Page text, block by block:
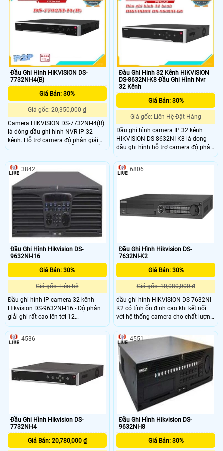
100,000 khuôn mặt. Xuất hình độc
lập VGA / HDMI 4K. Hỗ trợ 4 ổ cứng
Sata 10TB, 1 eSata 2 LAN 1Gbps,
1USB 3
hình độc lập 4K HDMI1/HDMI2. Hỗ
trợ 8 ổ cứng Sata 10TB, 1 eSata 2
Đầu Ghi Hinh HIKVISION DS-
7732NI-I4(B)
Giá Bán: 30%
Giá gốc: 20,350,000 ₫
Camera HIKVISION DS-7732NI-I4(B)
là dòng đầu ghi hinh NVR IP 32
kênh. Hỗ trợ camera độ phân giải
lên tới 8.0 megapixel. Hỗ trợ Chuẩn
Đàu Ghi Hinh 32 Kênh HIKVISION
DS-8632NI-K8 Đầu Ghi Hình Nvr
32 Kênh
Giá Bán: 30%
Giá gốc: Liên Hệ-Đặt Hàng
Đầu ghi hình camera IP 32 kênh
HIKVISION DS-8632NI-K8 là dong
dầu ghi hình hỗ trợ camera độ phân
giải 8.0 megaxpixel H.265+/H.265
Đầu Ghi Hình Hikvision DS-
9632NI-I16
Giá Bán: 30%
Giá gốc: Liên hệ
Đầu ghi hình IP camera 32 kênh
Hikvision DS-9632NI-I16 - Độ phân
giải ghi rất cao lên tới 12
Megapixels. - Hỗ trợ HDMI 2 ch, VGA
2 chấu, HMDI1 lên tới 4K độ phân
giải (3840x2160) - Hỗ trợ định dạng
screen)
3842
Đầu Ghi Hình Hikvision DS-
7632NI-K2
Giá Bán: 30%
Giá gốc: 10,080,000 ₫
đầu ghi hình HIKVISION DS-7632NI-
K2 có tính ổn định cao khi kết nối
với hệ thống camera cho chất lượng
hình ảnh sắc nét. Vỏ đầu ghi được
thiết kế bằng kim loại gia tăng sự
chắc chắn cho đầu ghi, đầu ghi
thích hợp lắp đặt cho văn phòng,
nhà riêng, khu trung cư, biệt thự,…
6806
Đầu Ghi Hình Hikvision DS-
7732NI-I4
Giá Bán: 20,780,000 ₫
4536
Đầu Ghi Hình Hikvision DS-
9632NI-I8
Giá Bán: 30%
4551